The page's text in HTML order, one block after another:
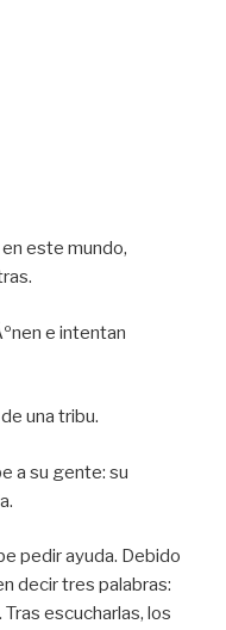
este mundo,
e intentan
una tribu.
a su gente: su
pedir ayuda. Debido
decir tres palabras:
escucharlas, los